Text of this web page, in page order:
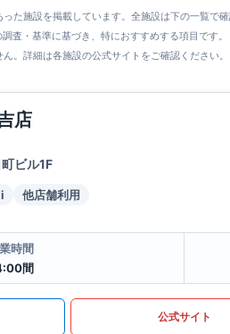
た施設を掲載しています。全施設は下の一覧で確
査・基準に基づき、特におすすめする項目です。
。詳細は各施設の公式サイトをご確認ください。
店
ビル1F
他店舗利用
時間
間
公式サイト